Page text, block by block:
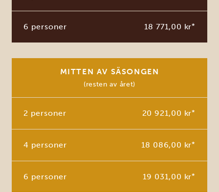
6 personer 18 771,00 kr*
MITTEN AV SÄSONGEN
(resten av året)
2 personer 20 921,00 kr*
4 personer 18 086,00 kr*
6 personer 19 031,00 kr*